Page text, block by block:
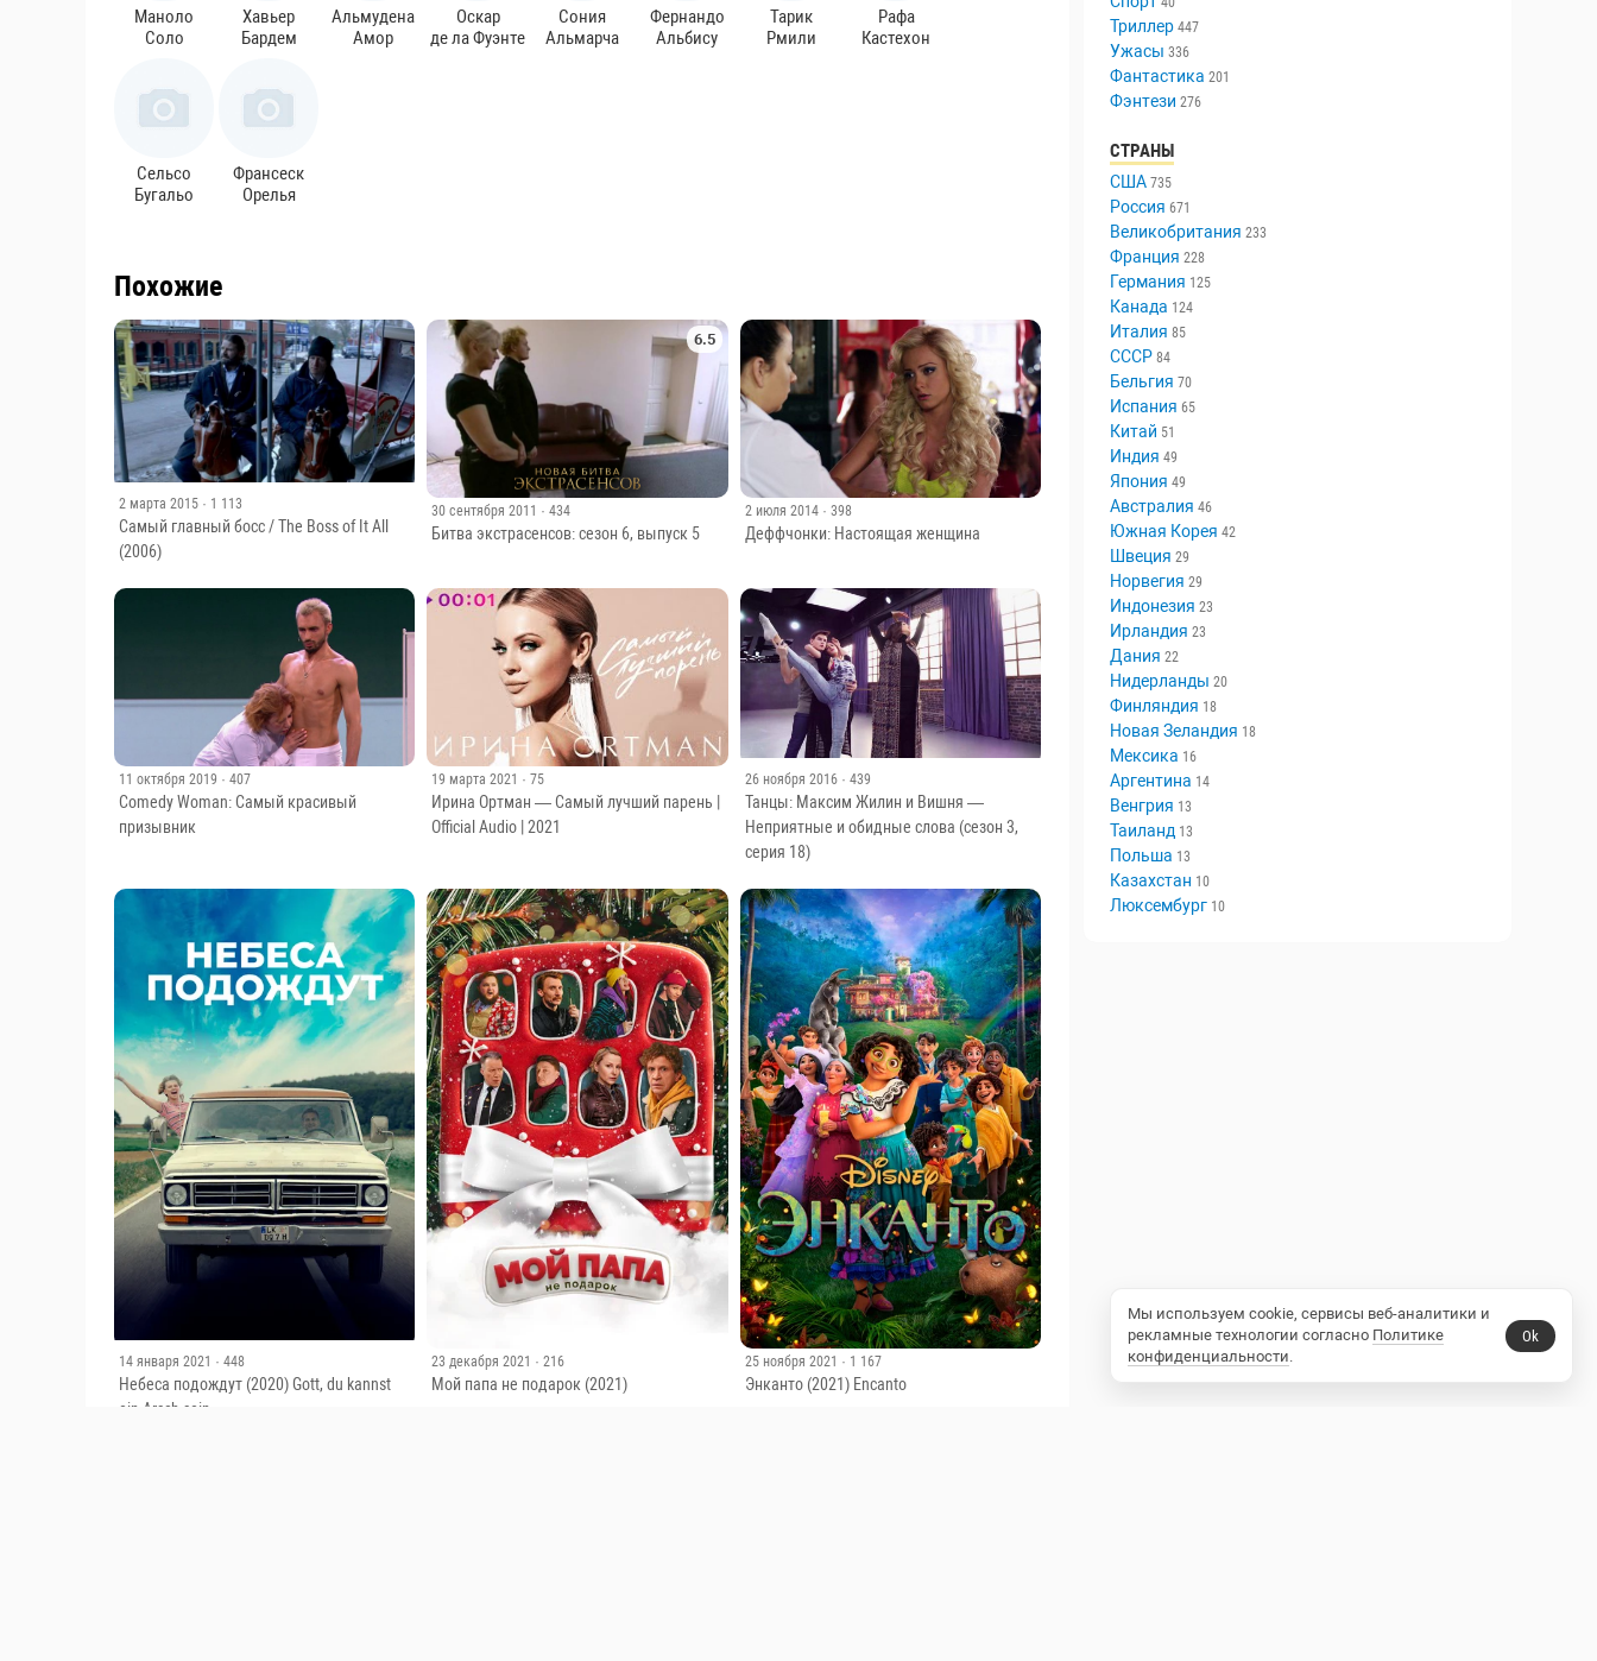
Маноло
Соло
Хавьер
Бардем
Альмудена
Амор
Оскар
де ла Фуэнте
Сония
Альмарча
Фернандо
Альбису
Тарик
Рмили
Рафа
Кастехон
Сельсо
Бугальо
Франсеск
Орелья
Похожие
2 марта 2015 · 1 113
Самый главный босс / The Boss of It All
6.5
30 сентября 2011 · 434
Битва экстрасенсов: сезон 6, выпуск 5
2 июля 2014 · 398
Деффчонки: Настоящая женщина
Comedy Woman: Самый красивый
Ирина Ортман — Самый лучший парень |
Official Audio | 2021
26 ноября 2016
Танцы: Максим Жилин и Вишня —
Неприятные и обидные слова (сезон 3,
серия 18)
Приключения
Семейный 301
Спорт 40
Триллер 447
Ужасы 336
Фэнтези
СТРАНЫ
США 735
Россия 671
Великобритания
Франция 228
Германия
Канада
Италия 85
СССР 84
Бельгия
Испания
Китай 51
Индия 49
Япония 49
Австралия
Южная Корея
Швеция 29
Норвегия 29
Индонезия
Ирландия 23
Дания 22
Нидерланды 20
Финляндия
Новая Зеландия
Мексика 16
Аргентина
Венгрия 13
Таиланд 13
Польша 13
Мы используем cookie, сервисы веб-аналитики и
рекламные технологии согласно Политике
конфиденциальности.
Ok